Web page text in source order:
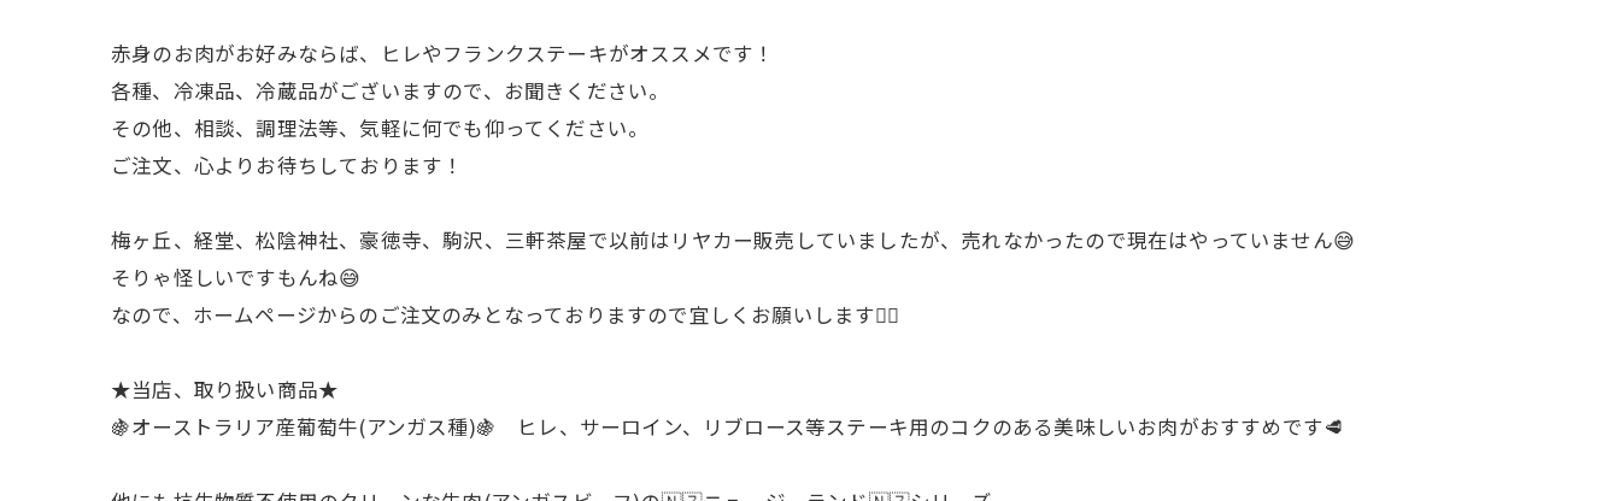
赤身のお肉がお好みならば、ヒレやフランクステーキがオススメです！
各種、冷凍品、冷蔵品がございますので、お聞きください。
その他、相談、調理法等、気軽に何でも仰ってください。
ご注文、心よりお待ちしております！
梅ヶ丘、経堂、松陰神社、豪徳寺、駒沢、三軒茶屋で以前はリヤカー販売していましたが、売れなかったので現在はやっていません😅
そりゃ怪しいですもんね😅
なので、ホームページからのご注文のみとなっておりますので宜しくお願いします🙇‍♂
★当店、取り扱い商品★
🍇オーストラリア産葡萄牛(アンガス種)🍇 ヒレ、サーロイン、リブロース等ステーキ用のコクのある美味しいお肉がおすすめです🥩